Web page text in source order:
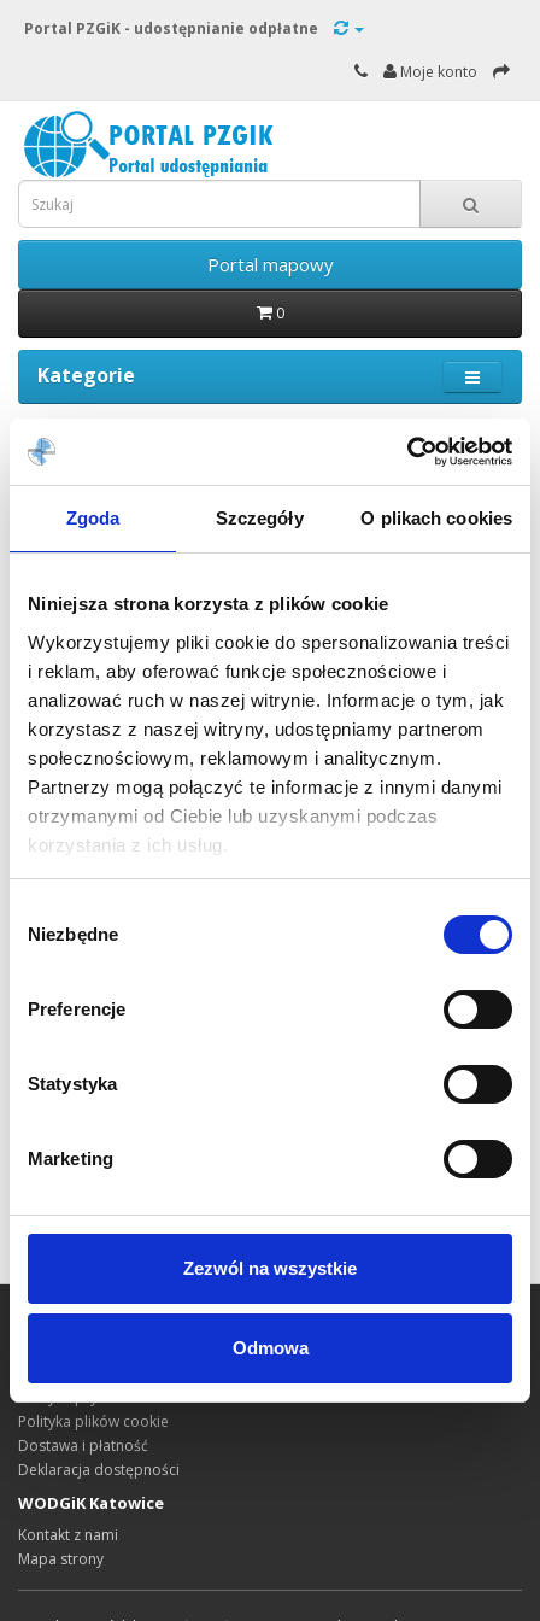
Zgoda Szczegóły O plikach cookies
Niniejsza strona korzysta z plików cookie
Wykorzystujemy pliki cookie do spersonalizowania treści
i reklam, aby oferować funkcje społecznościowe i
analizować ruch w naszej witrynie. Informacje o tym, jak
korzystasz z naszej witryny, udostępniamy partnerom
społecznościowym, reklamowym i analitycznym.
Partnerzy mogą połączyć te informacje z innymi danymi
otrzymanymi od Ciebie lub uzyskanymi podczas
korzystania z ich usług.
zgody
Niezbędne
Preferencje
Statystyka
Marketing
Zezwól na wszystkie
Odmowa
Portal PZGiK - udostępnianie odpłatne
Moje konto
Portal mapowy
0
Kategorie
Dostawa i płatność
zrealizowana na następujące sposoby:
a) usługa szybkich płatności internetowych PayByNet dostarczaną przez
Krajową Izbę Rozliczeniową Spółka Akcyjna (KIR),
b) przelew bankowy,
c) gotówka przy odbiorze osobistym w siedzibie Usługodawcy.
Udostępnienie materiałów może odbyć się na następujące
sposoby:
a) odbiór osobisty w siedzibie Usługodawcy,
b) wysyłka Pocztą Polską pod wskazany adres dostawy Usługobiorcy,
c) udostępnienie zbiorów danych w postaci elektronicznej na serwerze
Usługodawcy.
Informacje
Polityka prywatności
Polityka plików cookie
Dostawa i płatność
Deklaracja dostępności
WODGiK Katowice
Kontakt z nami
Mapa strony